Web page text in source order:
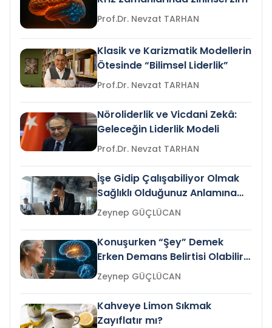
Prof.Dr. Nevzat TARHAN
Klasik ve Karizmatik Modellerin
Ötesinde “Bilimsel Liderlik”
Prof.Dr. Nevzat TARHAN
Nöroliderlik ve Vicdani Zekâ:
Geleceğin Liderlik Modeli
Prof.Dr. Nevzat TARHAN
İşe Gidip Çalışabiliyor Olmak
Sağlıklı Olduğunuz Anlamına
Gelir mi?Zeynep GÜÇLÜCAN
Konuşurken “Şey” Demek
Erken Demans Belirtisi Olabilir
mi?
Zeynep GÜÇLÜCAN
Kahveye Limon Sıkmak
Zayıflatır mı?